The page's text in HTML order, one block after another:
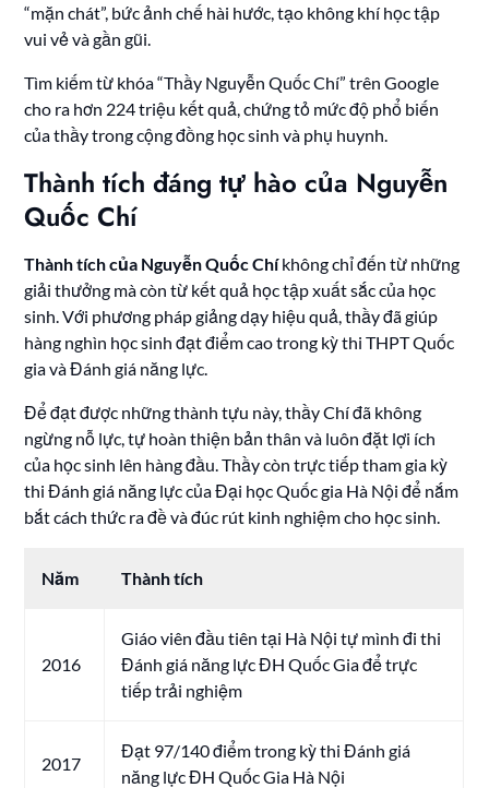
“mặn chát”, bức ảnh chế hài hước, tạo không khí học tập
vui vẻ và gần gũi.
Tìm kiếm từ khóa “Thầy Nguyễn Quốc Chí” trên Google
cho ra hơn 224 triệu kết quả, chứng tỏ mức độ phổ biến
của thầy trong cộng đồng học sinh và phụ huynh.
Thành tích đáng tự hào của Nguyễn
Quốc Chí
Thành tích của Nguyễn Quốc Chíkhông chỉ đến từ những
giải thưởng mà còn từ kết quả học tập xuất sắc của học
sinh. Với phương pháp giảng dạy hiệu quả, thầy đã giúp
hàng nghìn học sinh đạt điểm cao trong kỳ thi THPT Quốc
gia và Đánh giá năng lực.
Để đạt được những thành tựu này, thầy Chí đã không
ngừng nỗ lực, tự hoàn thiện bản thân và luôn đặt lợi ích
của học sinh lên hàng đầu. Thầy còn trực tiếp tham gia kỳ
thi Đánh giá năng lực của Đại học Quốc gia Hà Nội để nắm
bắt cách thức ra đề và đúc rút kinh nghiệm cho học sinh.
Năm Thành tích
2016
Giáo viên đầu tiên tại Hà Nội tự mình đi thi
Đánh giá năng lực ĐH Quốc Gia để trực
tiếp trải nghiệm
2017
Đạt 97/140 điểm trong kỳ thi Đánh giá
năng lực ĐH Quốc Gia Hà Nội